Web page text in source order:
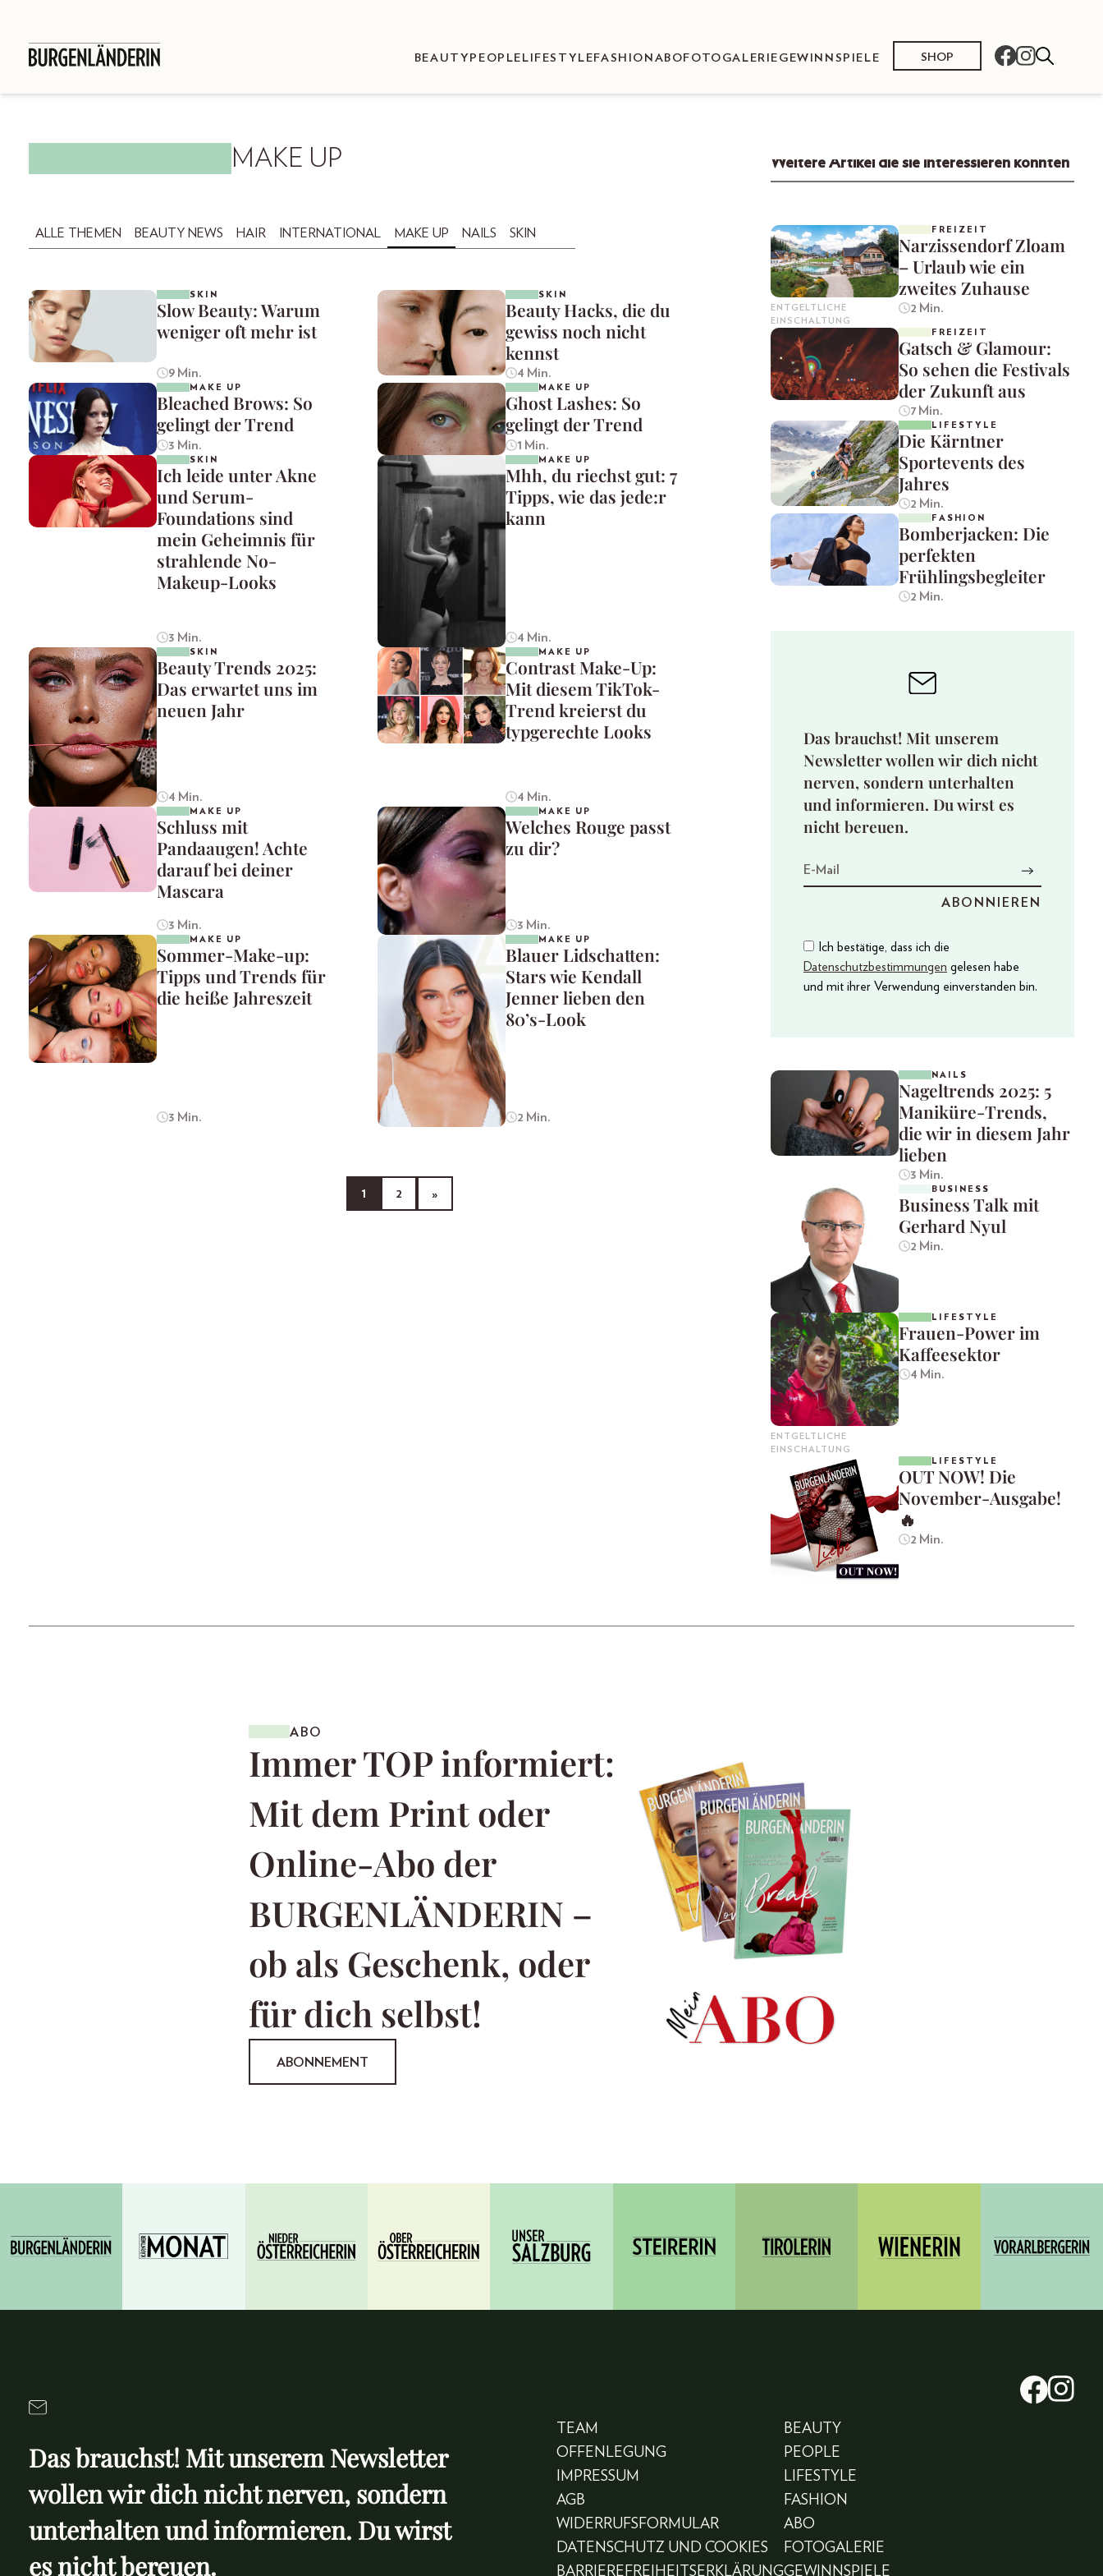
BEAUTY PEOPLE LIFESTYLEFASHION ABOFOTOGALERIE GEWINNSPIELE SHOP
MAKE UP
ALLE THEMEN BEAUTY NEWS HAIR INTERNATIONAL MAKE UP NAILS SKIN
SKIN
Slow Beauty: Warum
weniger oft mehr ist
9 Min.
SKIN
Beauty Hacks, die du
gewiss noch nicht
kennst
4 Min.
MAKE UP
Bleached Brows: So
gelingt der Trend
3 Min.
MAKE UP
Ghost Lashes: So
gelingt der Trend
1 Min.
SKIN
Ich leide unter Akne
und Serum-
Foundations sind
mein Geheimnis für
strahlende No-
Makeup-Looks
3 Min.
MAKE UP
Mhh, du riechst gut: 7
Tipps, wie das jede:r
kann
4 Min.
SKIN
Beauty Trends 2025:
Das erwartet uns im
neuen Jahr
4 Min.
MAKE UP
Contrast Make-Up:
Mit diesem TikTok-
Trend kreierst du
typgerechte Looks
4 Min.
MAKE UP
Schluss mit
Pandaaugen! Achte
darauf bei deiner
Mascara
3 Min.
MAKE UP
Welches Rouge passt
zu dir?
3 Min.
MAKE UP
Sommer-Make-up:
Tipps und Trends für
die heiße Jahreszeit
3 Min.
MAKE UP
Blauer Lidschatten:
Stars wie Kendall
Jenner lieben den
80’s-Look
2 Min.
1 2 »
Weitere Artikel die sie interessieren könnten
ENTGELTLICHE
EINSCHALTUNG
FREIZEIT
Narzissendorf Zloam
– Urlaub wie ein
zweites Zuhause
2 Min.
FREIZEIT
Gatsch & Glamour:
So sehen die Festivals
der Zukunft aus
7 Min.
LIFESTYLE
Die Kärntner
Sportevents des
Jahres
2 Min.
FASHION
Bomberjacken: Die
perfekten
Frühlingsbegleiter
2 Min.
Das brauchst! Mit unserem
Newsletter wollen wir dich nicht
nerven, sondern unterhalten
und informieren. Du wirst es
nicht bereuen.
Ich bestätige, dass ich die
Datenschutzbestimmungen gelesen habe
und mit ihrer Verwendung einverstanden bin.
NAILS
Nageltrends 2025: 5
Maniküre-Trends,
die wir in diesem Jahr
lieben
3 Min.
BUSINESS
Business Talk mit
Gerhard Nyul
2 Min.
ENTGELTLICHE
EINSCHALTUNG
LIFESTYLE
Frauen-Power im
Kaffeesektor
4 Min.
LIFESTYLE
OUT NOW! Die
November-Ausgabe!
🔥
2 Min.
ABO
Immer TOP informiert:
Mit dem Print oder
Online-Abo der
BURGENLÄNDERIN –
ob als Geschenk, oder
für dich selbst!
ABONNEMENT
Das brauchst! Mit unserem Newsletter
wollen wir dich nicht nerven, sondern
unterhalten und informieren. Du wirst
es nicht bereuen.
TEAM
OFFENLEGUNG
IMPRESSUM
AGB
WIDERRUFSFORMULAR
DATENSCHUTZ UND COOKIES
BARRIEREFREIHEITSERKLÄRUNG
BEAUTY
PEOPLE
LIFESTYLE
FASHION
ABO
FOTOGALERIE
GEWINNSPIELE